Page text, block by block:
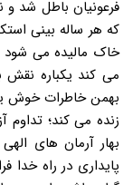
فرعونیان باطل شد و
که هر ساله بینی
خاک مالیده می شود
بهمن خاطرات خوش
زنده می کند؛
بهار آرمان های
پایداری در راه خدا